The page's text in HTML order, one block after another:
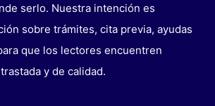
serlo. Nuestra intención es
sobre trámites, cita previa, ayudas
que los lectores encuentren
y de calidad.